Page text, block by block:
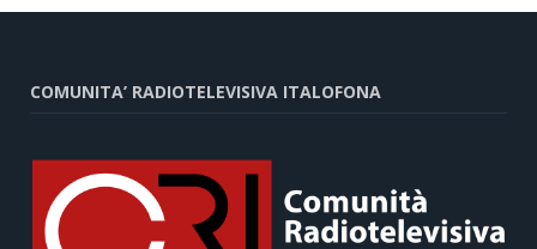
COMUNITA’ RADIOTELEVISIVA ITALOFONA